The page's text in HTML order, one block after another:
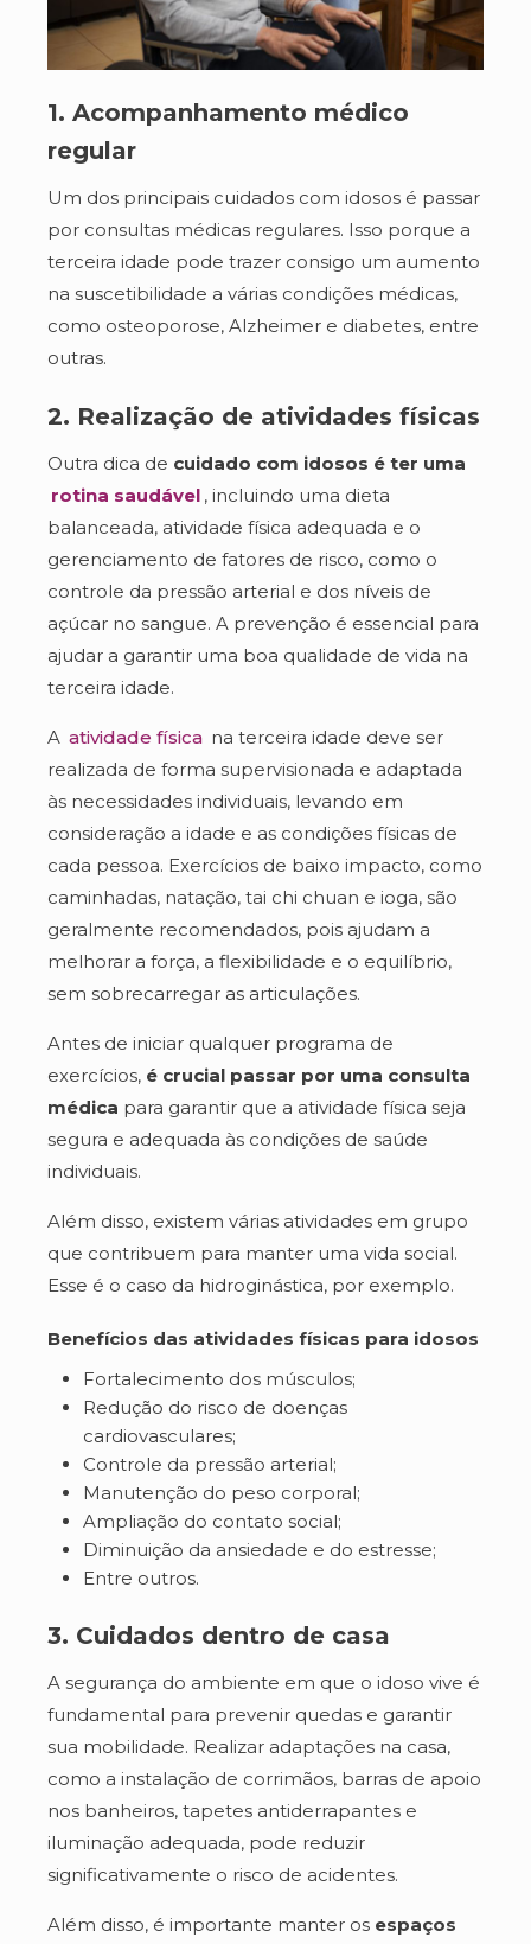
1. Acompanhamento médico
regular
Um dos principais cuidados com idosos é passar
por consultas médicas regulares. Isso porque a
terceira idade pode trazer consigo um aumento
na suscetibilidade a várias condições médicas,
como osteoporose, Alzheimer e diabetes, entre
outras.
2. Realização de atividades físicas
Outra dica de cuidado com idosos é ter uma
rotina saudável , incluindo uma dieta
balanceada, atividade física adequada e o
gerenciamento de fatores de risco, como o
controle da pressão arterial e dos níveis de
açúcar no sangue. A prevenção é essencial para
ajudar a garantir uma boa qualidade de vida na
terceira idade.
A atividade física na terceira idade deve ser
realizada de forma supervisionada e adaptada
às necessidades individuais, levando em
consideração a idade e as condições físicas de
cada pessoa. Exercícios de baixo impacto, como
caminhadas, natação, tai chi chuan e ioga, são
geralmente recomendados, pois ajudam a
melhorar a força, a flexibilidade e o equilíbrio,
sem sobrecarregar as articulações.
Antes de iniciar qualquer programa de
exercícios, é crucial passar por uma consulta
médica para garantir que a atividade física seja
segura e adequada às condições de saúde
individuais.
Além disso, existem várias atividades em grupo
que contribuem para manter uma vida social.
Esse é o caso da hidroginástica, por exemplo.
Benefícios das atividades físicas para idosos
Fortalecimento dos músculos;
Redução do risco de doenças
cardiovasculares;
Controle da pressão arterial;
Manutenção do peso corporal;
Ampliação do contato social;
Diminuição da ansiedade e do estresse;
Entre outros.
3. Cuidados dentro de casa
A segurança do ambiente em que o idoso vive é
fundamental para prevenir quedas e garantir
sua mobilidade. Realizar adaptações na casa,
como a instalação de corrimãos, barras de apoio
nos banheiros, tapetes antiderrapantes e
iluminação adequada, pode reduzir
significativamente o risco de acidentes.
Além disso, é importante manter os espaços